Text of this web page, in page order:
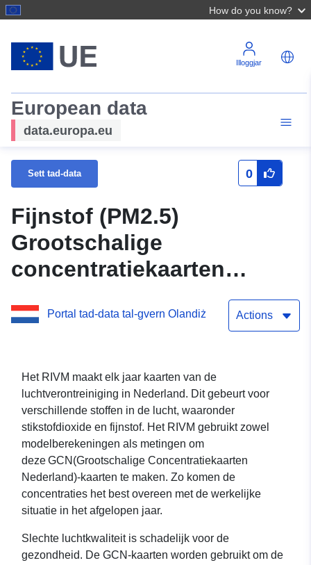
How do you know?
Illoggjar
European data
data.europa.eu
Sett tad-data 0
Fijnstof (PM2.5)
Grootschalige
concentratiekaarten
Nederland (INSPIRE as-is
Dataset)
Portal tad-data tal-gvern Olandiż Actions
Het RIVM maakt elk jaar kaarten van de
luchtverontreiniging in Nederland. Dit gebeurt voor
verschillende stoffen in de lucht, waaronder
stikstofdioxide en fijnstof. Het RIVM gebruikt zowel
modelberekeningen als metingen om
deze GCN(Grootschalige Concentratiekaarten
Nederland)-kaarten te maken. Zo komen de
concentraties het best overeen met de werkelijke
situatie in het afgelopen jaar.
Slechte luchtkwaliteit is schadelijk voor de
gezondheid. De GCN-kaarten worden gebruikt om de